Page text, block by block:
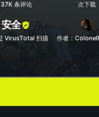
37K 条评论 次下载
安全
VirusTotal 扫描 作者：